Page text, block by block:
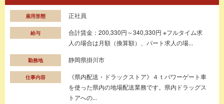
雇用形態 正社員
給与
合計賃金：200,330円～340,330円 ※フルタイム求
人の場合は月額（換算額）、パート求人の場...
勤務地 静岡県掛川市
仕事内容
《県内配送・ドラックストア》４ｔパワーゲート車
を使った県内の地場配送業務です。県内ドラッグス
トアへの...